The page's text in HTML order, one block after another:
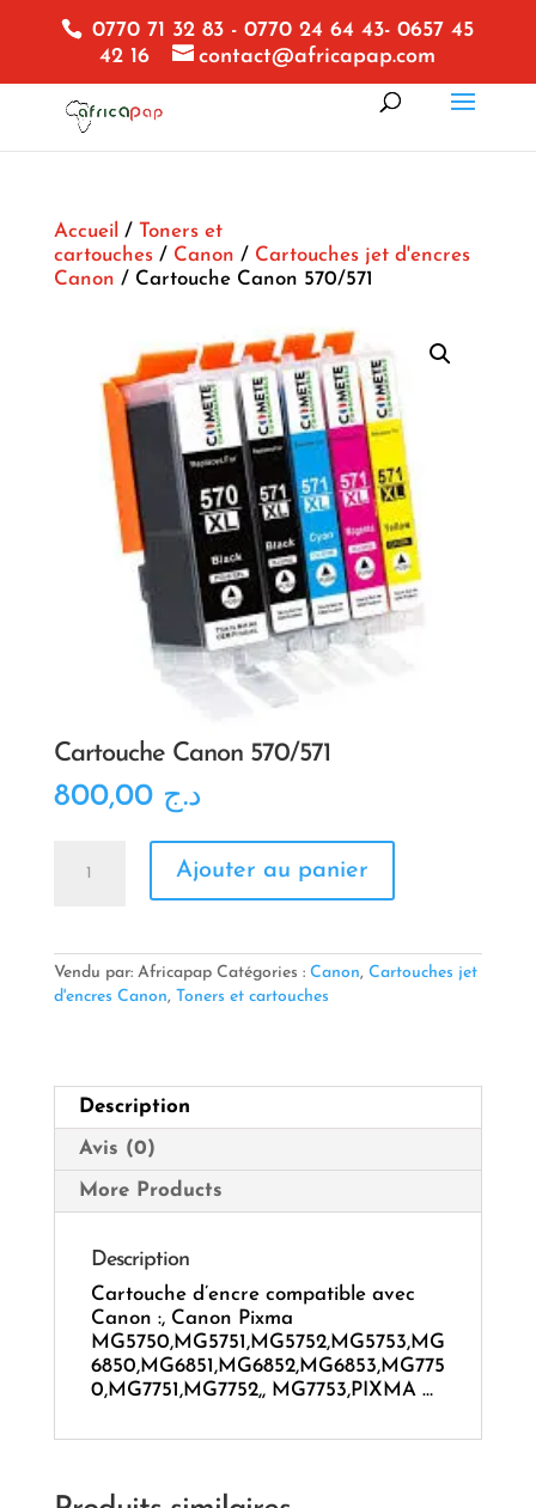
0770 71 32 83 - 0770 24 64 43- 0657 45
42 16
contact@africapap.com
Accueil / Toners et
cartouches/ Canon / Cartouches jet d'encres
Canon / Cartouche Canon 570/571
Cartouche Canon 570/571
د.ج 800,00
Ajouter au panier
Vendu par: Africapap Catégories : Canon, Cartouches jet
d'encres Canon, Toners et cartouches
Description
Avis (0)
More Products
Description
Cartouche d’encre compatible avec
Canon :, Canon Pixma
MG5750,MG5751,MG5752,MG5753,MG
6850,MG6851,MG6852,MG6853,MG775
0,MG7751,MG7752,, MG7753,PIXMA …